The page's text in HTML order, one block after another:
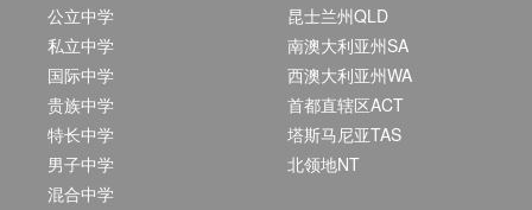
公立中学
私立中学
国际中学
贵族中学
特长中学
男子中学
混合中学
昆士兰州QLD
南澳大利亚州SA
西澳大利亚州WA
首都直辖区ACT
塔斯马尼亚TAS
北领地NT